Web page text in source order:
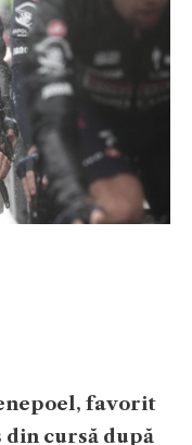
favorit
cursă după